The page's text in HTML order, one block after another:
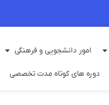
امور دانشجویی و فرهنگی
دوره های کوتاه مدت تخصصی